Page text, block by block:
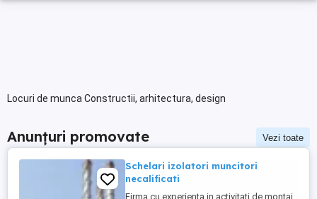
Locuri de munca Constructii, arhitectura, design
Anunțuri promovate Vezi toate
Schelari izolatori muncitori
necalificati
Firma cu experienta in activitati de montaj